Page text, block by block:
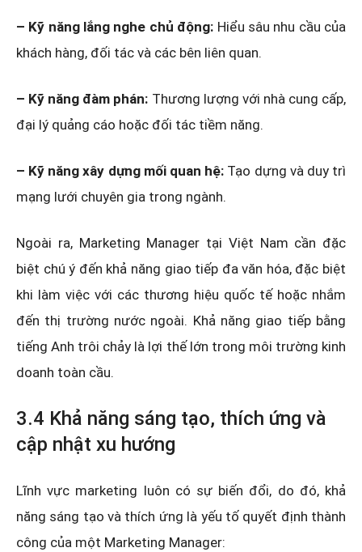
– Kỹ năng lắng nghe chủ động: Hiểu sâu nhu cầu của
khách hàng, đối tác và các bên liên quan.
– Kỹ năng đàm phán: Thương lượng với nhà cung cấp,
đại lý quảng cáo hoặc đối tác tiềm năng.
– Kỹ năng xây dựng mối quan hệ: Tạo dựng và duy trì
mạng lưới chuyên gia trong ngành.
Ngoài ra, Marketing Manager tại Việt Nam cần đặc
biệt chú ý đến khả năng giao tiếp đa văn hóa, đặc biệt
khi làm việc với các thương hiệu quốc tế hoặc nhắm
đến thị trường nước ngoài. Khả năng giao tiếp bằng
tiếng Anh trôi chảy là lợi thế lớn trong môi trường kinh
doanh toàn cầu.
3.4 Khả năng sáng tạo, thích ứng và
cập nhật xu hướng
Lĩnh vực marketing luôn có sự biến đổi, do đó, khả
năng sáng tạo và thích ứng là yếu tố quyết định thành
công của một Marketing Manager: